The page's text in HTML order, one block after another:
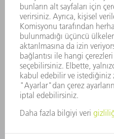
GÜVENLIK
BASIN BÜLTENLERI
DERGILER
SÜRDÜRÜLEBILIRLIK
ÇEVRE VE IKLIM
SOSYAL VE TOPLUMSAL
ŞIRKET YÖNETIMI